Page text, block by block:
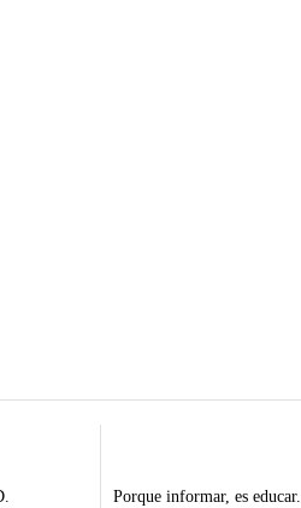
Porque informar, es educar.